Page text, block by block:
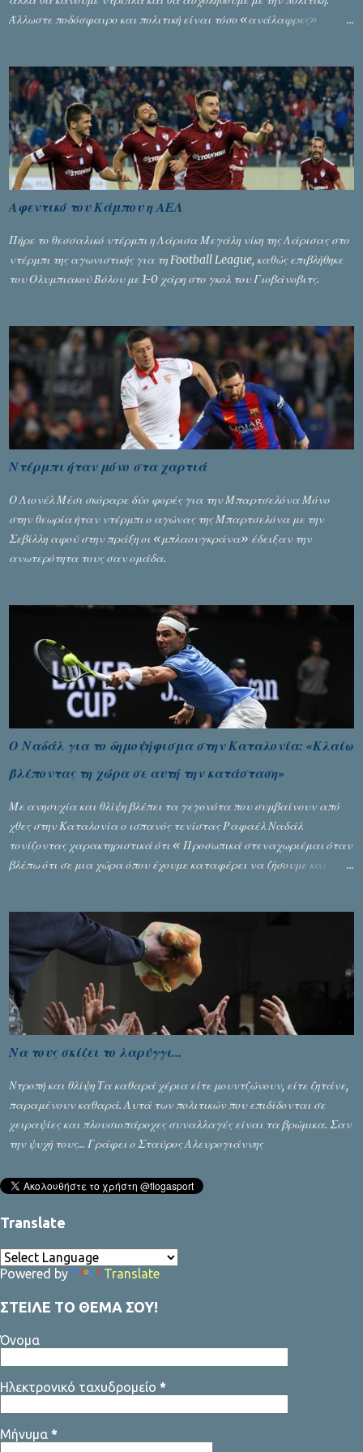
Άλλωστε ποδόσφαιρο και πολιτική είναι τόσο «ανάλαφρες»
Αφεντικό του Κάμπου η ΑΕΛ
Πήρε το θεσσαλικό ντέρμπι η Λάρισα Μεγάλη νίκη της Λάρισας στο
ντέρμπι της αγωνιστικής για τη Football League, καθώς επιβλήθηκε
του Ολυμπιακού Βόλου με 1-0 χάρη στο γκολ του Γιοβάνοβιτς.
Ντέρμπι ήταν μόνο στα χαρτιά
Ο Λιονέλ Μέσι σκόραρε δύο φορές για την Μπαρτσελόνα Μόνο
στην θεωρία ήταν ντέρμπι ο αγώνας της Μπαρτσελόνα με την
Σεβίλλη αφού στην πράξη οι «μπλαουγκράνα» έδειξαν την
ανωτερότητα τους σαν ομάδα.
Ο Ναδάλ για το δημοψήφισμα στην Καταλονία: «Κλαίω
βλέποντας τη χώρα σε αυτή την κατάσταση»
Με ανησυχία και θλίψη βλέπει τα γεγονότα που συμβαίνουν από
χθες στην Καταλονία ο ισπανός τενίστας Ραφαέλ Ναδάλ
τονίζοντας χαρακτηριστικά ότι « Προσωπικά στεναχωριέμαι όταν
βλέπω ότι σε μια χώρα όπου έχουμε καταφέρει να ζήσουμε και
μεταδώσει είναι αρνητική ». Ο τενίστας Νο 1 στο παγκόσμιο τένις,
που βρίσκεται στο Πεκίνο για να αγωνιστεί στο Open ανέφερε: «
Παρακολούθησα τα γεγονότα με βαριά καρδιά. Με κάνει να
κλαίω, βλέποντας τη χώρα να έρχεται σε αυτή την κατάσταση. Η
Καταλονία αισθάνεται πολύ ενωμένη. Υπήρξε ένα χάος που δεν
πρέπει να συμβεί στον αιώνα που είμαστε. Βρισκόμαστε σε μία
χώρα που ζούμε ειρηνικά στο τέλος της ημέρας. Αν και υπάρχουν
στιγμές που τα πάντα φαίνονται αδύνατα, δεν υπάρχει
συμφωνία, είναι πολύ απλό, πρέπει να την αναζητήσουμε. Ο
μοναδικός τρόπος για να επιτευχθεί είναι να μιλάμε, να μιλάνε οι
δύο πλευρές που διαφωνούν και να προσπ...
Να τους σκίζει το λαρύγγι...
Ντροπή και θλίψη Τα καθαρά χέρια είτε μουντζώνουν, είτε ζητάνε,
παραμένουν καθαρά. Αυτά των πολιτικών που επιδίδονται σε
χειραψίες και πλουσιοπάροχες συναλλαγές είναι τα βρώμικα. Σαν
την ψυχή τους... Γράφει ο Σταύρος Αλευρογιάννης
Translate
Powered by Translate
ΣΤΕΙΛΕ ΤΟ ΘΕΜΑ ΣΟΥ!
Όνομα
Ηλεκτρονικό ταχυδρομείο *
Μήνυμα *